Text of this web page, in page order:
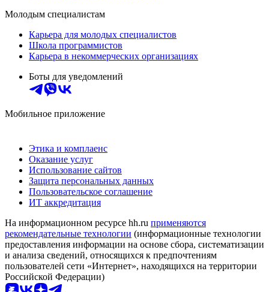
Молодым специалистам
Карьера для молодых специалистов
Школа программистов
Карьера в некоммерческих организациях
Боты для уведомлений
Мобильное приложение
Этика и комплаенс
Оказание услуг
Использование сайтов
Защита персональных данных
Пользовательское соглашение
ИТ аккредитация
На информационном ресурсе hh.ru применяются
рекомендательные технологии (информационные технологии
предоставления информации на основе сбора, систематизации
и анализа сведений, относящихся к предпочтениям
пользователей сети «Интернет», находящихся на территории
Российской Федерации)